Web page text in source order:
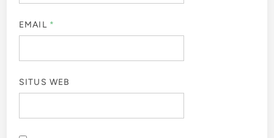
EMAIL *
SITUS WEB